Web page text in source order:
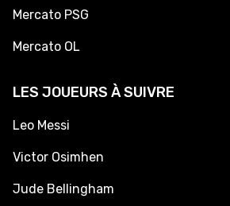
Mercato PSG
Mercato OL
LES JOUEURS À SUIVRE
Leo Messi
Victor Osimhen
Jude Bellingham